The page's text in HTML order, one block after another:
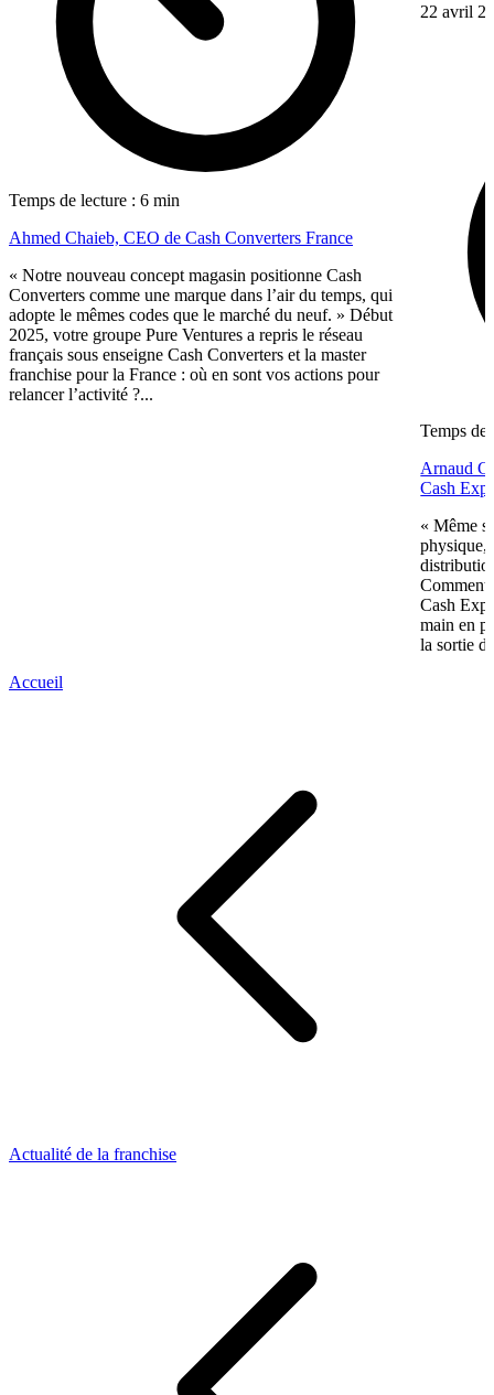
Temps de lecture : 6 min
Ahmed Chaieb, CEO de Cash Converters France
« Notre nouveau concept magasin positionne Cash
Converters comme une marque dans l’air du temps, qui
adopte le mêmes codes que le marché du neuf. » Début
2025, votre groupe Pure Ventures a repris le réseau
français sous enseigne Cash Converters et la master
franchise pour la France : où en sont vos actions pour
relancer l’activité ?...
22 avril
Temps de
Arnaud
Cash
« Même
physique,
Comment
Cash
main en
la sortie
Accueil
Actualité de la franchise